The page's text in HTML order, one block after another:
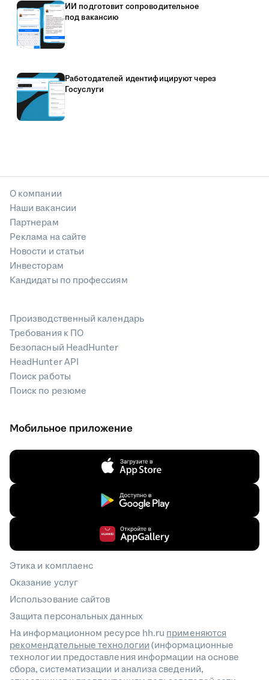
ИИ подготовит сопроводительное
под вакансию
Работодателей идентифицируют через
Госуслуги
О компании
Наши вакансии
Партнерам
Реклама на сайте
Новости и статьи
Инвесторам
Кандидаты по профессиям
Производственный календарь
Требования к ПО
Безопасный HeadHunter
HeadHunter API
Поиск работы
Поиск по резюме
Мобильное приложение
Этика и комплаенс
Оказание услуг
Использование сайтов
Защита персональных данных
На информационном ресурсе hh.ru применяются
рекомендательные технологии(информационные
технологии предоставления информации на основе
сбора, систематизации и анализа сведений,